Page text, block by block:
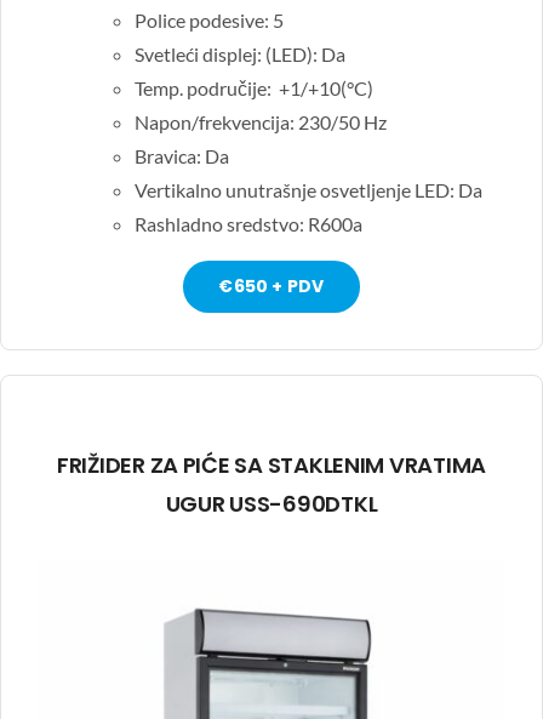
Police podesive: 5
Svetleći displej: (LED): Da
Temp. područije: +1/+10(°C)
Napon/frekvencija: 230/50 Hz
Bravica: Da
Vertikalno unutrašnje osvetljenje LED: Da
Rashladno sredstvo: R600a
€650 + PDV
FRIŽIDER ZA PIĆE SA STAKLENIM VRATIMA
UGUR USS-690DTKL